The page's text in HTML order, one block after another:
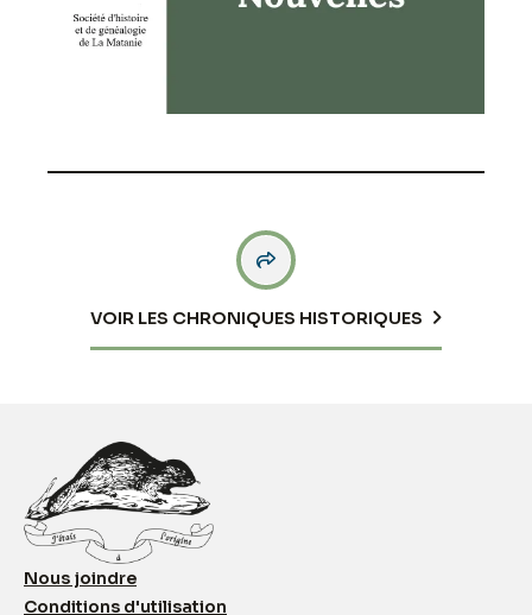

VOIR LES CHRONIQUES HISTORIQUES
Nous joindre
Conditions d'utilisation